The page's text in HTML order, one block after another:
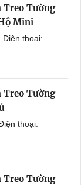
Treo Tường
Mini
Điện thoại:
Treo Tường
thoại:
Treo Tường